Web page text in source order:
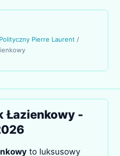
Pierre Laurent /
Łazienkowy -
to luksusowy